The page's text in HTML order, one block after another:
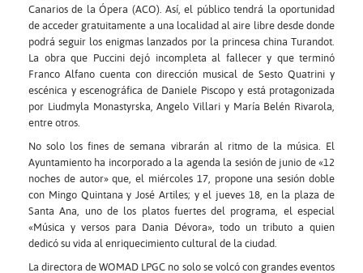
Canarios de la Ópera (ACO). Así, el público tendrá la oportunidad
de acceder gratuitamente a una localidad al aire libre desde donde
podrá seguir los enigmas lanzados por la princesa china Turandot.
La obra que Puccini dejó incompleta al fallecer y que terminó
Franco Alfano cuenta con dirección musical de Sesto Quatrini y
escénica y escenográfica de Daniele Piscopo y está protagonizada
por Liudmyla Monastyrska, Angelo Villari y María Belén Rivarola,
entre otros.
No solo los fines de semana vibrarán al ritmo de la música. El
Ayuntamiento ha incorporado a la agenda la sesión de junio de «12
noches de autor» que, el miércoles 17, propone una sesión doble
con Mingo Quintana y José Artiles; y el jueves 18, en la plaza de
Santa Ana, uno de los platos fuertes del programa, el especial
«Música y versos para Dania Dévora», todo un tributo a quien
dedicó su vida al enriquecimiento cultural de la ciudad.
La directora de WOMAD LPGC no solo se volcó con grandes eventos